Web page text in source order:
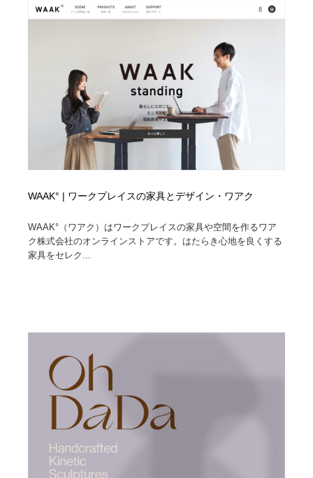
WAAK° | ワークプレイスの家具とデザイン・ワアク
WAAK°（ワアク）はワークプレイスの家具や空間を作るワア
ク株式会社のオンラインストアです。はたらき心地を良くする
家具をセレク...